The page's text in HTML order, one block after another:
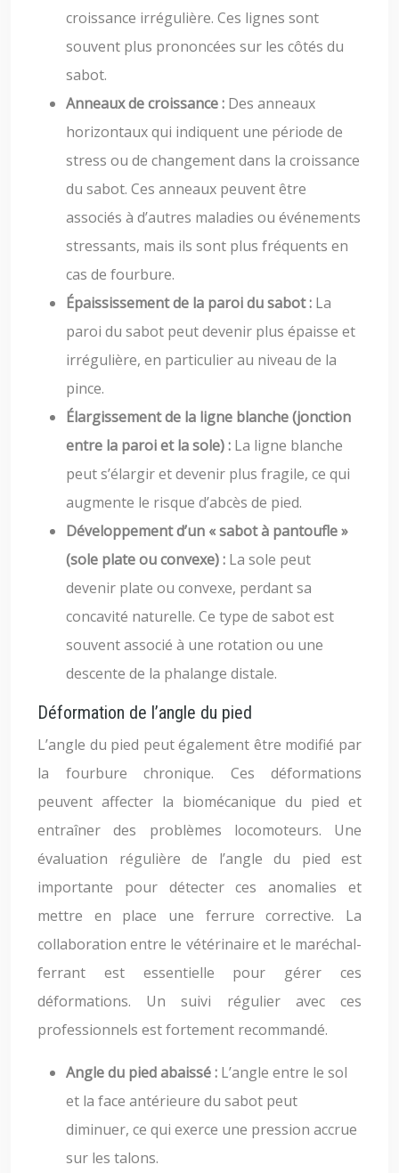
croissance irrégulière. Ces lignes sont
souvent plus prononcées sur les côtés du
sabot.
Anneaux de croissance : Des anneaux
horizontaux qui indiquent une période de
stress ou de changement dans la croissance
du sabot. Ces anneaux peuvent être
associés à d’autres maladies ou événements
stressants, mais ils sont plus fréquents en
cas de fourbure.
Épaississement de la paroi du sabot : La
paroi du sabot peut devenir plus épaisse et
irrégulière, en particulier au niveau de la
pince.
Élargissement de la ligne blanche (jonction
entre la paroi et la sole) : La ligne blanche
peut s’élargir et devenir plus fragile, ce qui
augmente le risque d’abcès de pied.
Développement d’un « sabot à pantoufle »
(sole plate ou convexe) : La sole peut
devenir plate ou convexe, perdant sa
concavité naturelle. Ce type de sabot est
souvent associé à une rotation ou une
descente de la phalange distale.
Déformation de l’angle du pied
L’angle du pied peut également être modifié par
la fourbure chronique. Ces déformations
peuvent affecter la biomécanique du pied et
entraîner des problèmes locomoteurs. Une
évaluation régulière de l’angle du pied est
importante pour détecter ces anomalies et
mettre en place une ferrure corrective. La
collaboration entre le vétérinaire et le maréchal-
ferrant est essentielle pour gérer ces
déformations. Un suivi régulier avec ces
professionnels est fortement recommandé.
Angle du pied abaissé : L’angle entre le sol
et la face antérieure du sabot peut
diminuer, ce qui exerce une pression accrue
sur les talons.